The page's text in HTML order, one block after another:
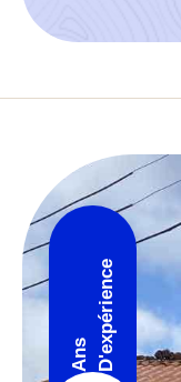
Ans D'expérience